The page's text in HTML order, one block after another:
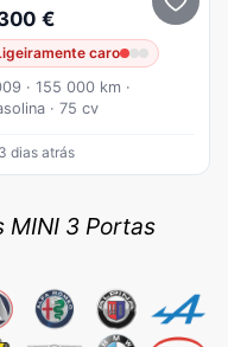
€
caro
· 155 000 km ·
· 75 cv
3 dias atrás
MINI 3 Portas